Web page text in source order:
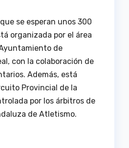
se esperan unos 300
organizada por el área
de
con la colaboración de
Además, está
Provincial de la
por los árbitros de
de Atletismo.